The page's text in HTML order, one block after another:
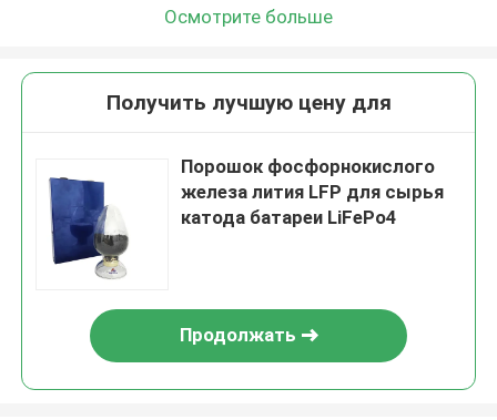
Осмотрите больше
Получить лучшую цену для
Порошок фосфорнокислого
железа лития LFP для сырья
катода батареи LiFePo4
Продолжать